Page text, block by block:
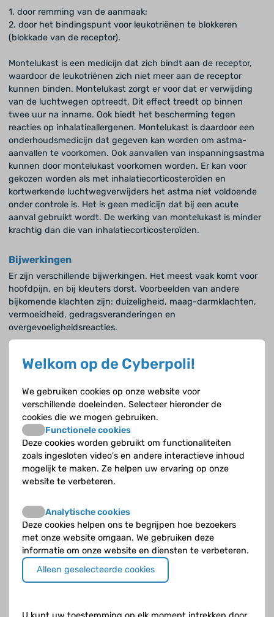
1. door remming van de aanmaak;
2. door het bindingspunt voor leukotriënen te blokkeren
(blokkade van de receptor).
Montelukast is een medicijn dat zich bindt aan de receptor,
waardoor de leukotriënen zich niet meer aan de receptor
kunnen binden. Montelukast zorgt er voor dat er verwijding
van de luchtwegen optreedt. Dit effect treedt op binnen
twee uur na inname. Ook biedt het bescherming tegen
reacties op inhalatieallergenen. Montelukast is daardoor een
onderhoudsmedicijn dat gegeven kan worden om astma-
aanvallen te voorkomen. Ook aanvallen van inspanningsastma
kunnen door montelukast voorkomen worden. Er kan voor
gekozen worden als met inhalatiecorticosteroïden en
kortwerkende luchtwegverwijders het astma niet voldoende
onder controle is. Het is geen medicijn dat bij een acute
aanval gebruikt wordt. De werking van montelukast is minder
krachtig dan die van inhalatiecorticosteroïden.
Bijwerkingen
Er zijn verschillende bijwerkingen. Het meest vaak komt voor
hoofdpijn, en bij kleuters dorst. Voorbeelden van andere
bijkomende klachten zijn: duizeligheid, maag-darmklachten,
vermoeidheid, gedragsveranderingen en
overgevoeligheidsreacties.
Behandeling met luchtwegverwijders
Behandeling allergisch astma
Wat is astma?
Astma is een chronische ontsteking van de luchtwegen. Als je een astma-
aanval hebt zijn je luchtwegen vernauwd waardoor je moeilijk kunt ademhalen.
Longen
Om te begrijpen wat astma inhoudt, moet je weten hoe je longen eruitzien en
hoe ze werken. Want als je weet hoe alles in elkaar zit, snap je ook beter wat er
gebeurt bij een astma–aanval.
Welkom op de Cyberpoli!
We gebruiken cookies op onze website voor
verschillende doeleinden. Selecteer hieronder de
cookies die we mogen gebruiken.
Functionele cookies
Deze cookies worden gebruikt om functionaliteiten
zoals ingesloten video's en andere interactieve inhoud
mogelijk te maken. Ze helpen uw ervaring op onze
website te verbeteren.
Analytische cookies
Deze cookies helpen ons te begrijpen hoe bezoekers
met onze website omgaan. We gebruiken deze
informatie om onze website en diensten te verbeteren.
Alleen geselecteerde cookies